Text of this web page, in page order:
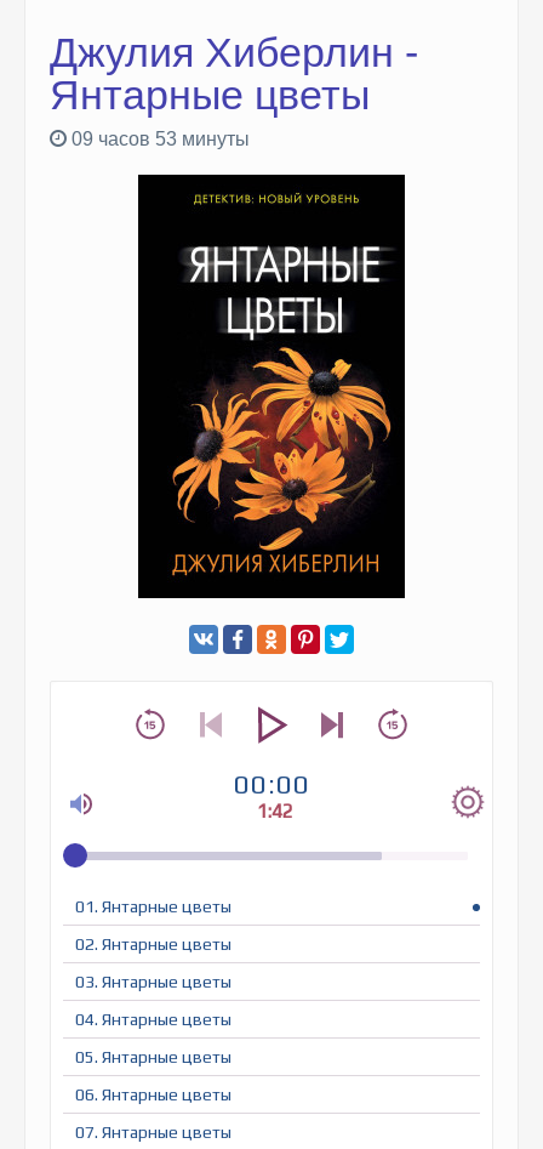
Джулия Хиберлин -
Янтарные цветы
09 часов 53 минуты
00:00
1:42
01. Янтарные цветы
02. Янтарные цветы
03. Янтарные цветы
04. Янтарные цветы
05. Янтарные цветы
06. Янтарные цветы
07. Янтарные цветы